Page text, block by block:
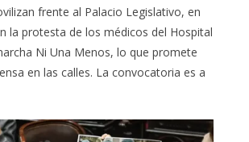
frente al Palacio Legislativo, en
la protesta de los médicos del Hospital
Ni Una Menos, lo que promete
en las calles. La convocatoria es a